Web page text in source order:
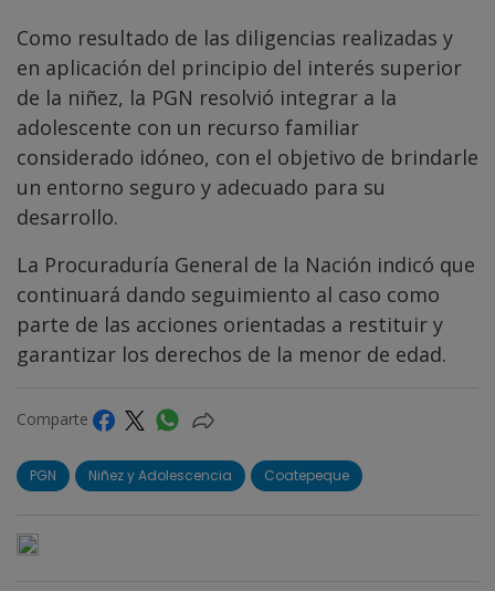
Como resultado de las diligencias realizadas y
en aplicación del principio del interés superior
de la niñez, la PGN resolvió integrar a la
adolescente con un recurso familiar
considerado idóneo, con el objetivo de brindarle
un entorno seguro y adecuado para su
desarrollo.
La Procuraduría General de la Nación indicó que
continuará dando seguimiento al caso como
parte de las acciones orientadas a restituir y
garantizar los derechos de la menor de edad.
Comparte
PGN Niñez y Adolescencia Coatepeque